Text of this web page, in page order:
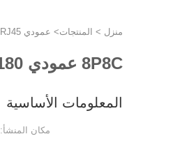
منزل > المنتجات> عمودي RJ45 جاك
8P8C عمودي 180 درجة 21 جاك معياري RJ45 180 درجة
المعلومات الأساسية
مكان المنشأ: